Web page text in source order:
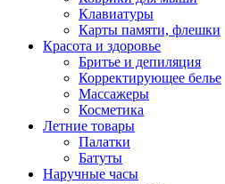
Клавиатуры
Карты памяти, флешки
Красота и здоровье
Бритье и депиляция
Корректирующее белье
Массажеры
Косметика
Летние товары
Палатки
Батуты
Наручные часы